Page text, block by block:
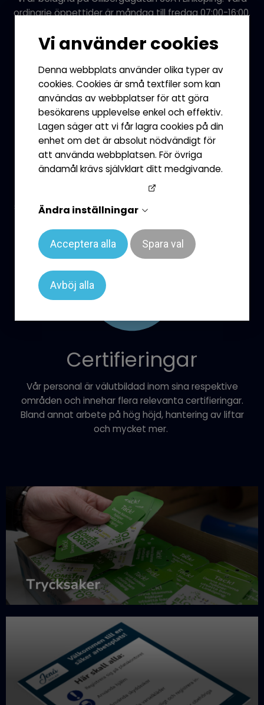
Vi använder cookies
Denna webbplats använder olika typer av
cookies. Cookies är små textfiler som kan
användas av webbplatser för att göra
besökarens upplevelse enkel och effektiv.
Lagen säger att vi får lagra cookies på din
enhet om det är absolut nödvändigt för
att använda webbplatsen. För övriga
ändamål krävs självklart ditt medgivande.
Ändra inställningar
Acceptera alla Spara val
Avböj alla
ordinarie öppettider är måndag till fredag 07:00-16:00.
Leverans
Om du inte har möjlighet att hämta dina trycksaker
själv, erbjuder vi leverans till den plats som passar dig
Certifieringar
Vår personal är välutbildad inom sina respektive
områden och innehar flera relevanta certifieringar.
Bland annat arbete på hög höjd, hantering av liftar
och mycket mer.